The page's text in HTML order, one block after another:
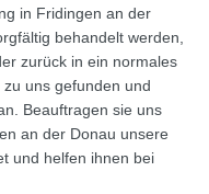
in Fridingen an der
behandelt werden,
zurück in ein normales
uns gefunden und
Beauftragen sie uns
an der Donau unsere
und helfen ihnen bei